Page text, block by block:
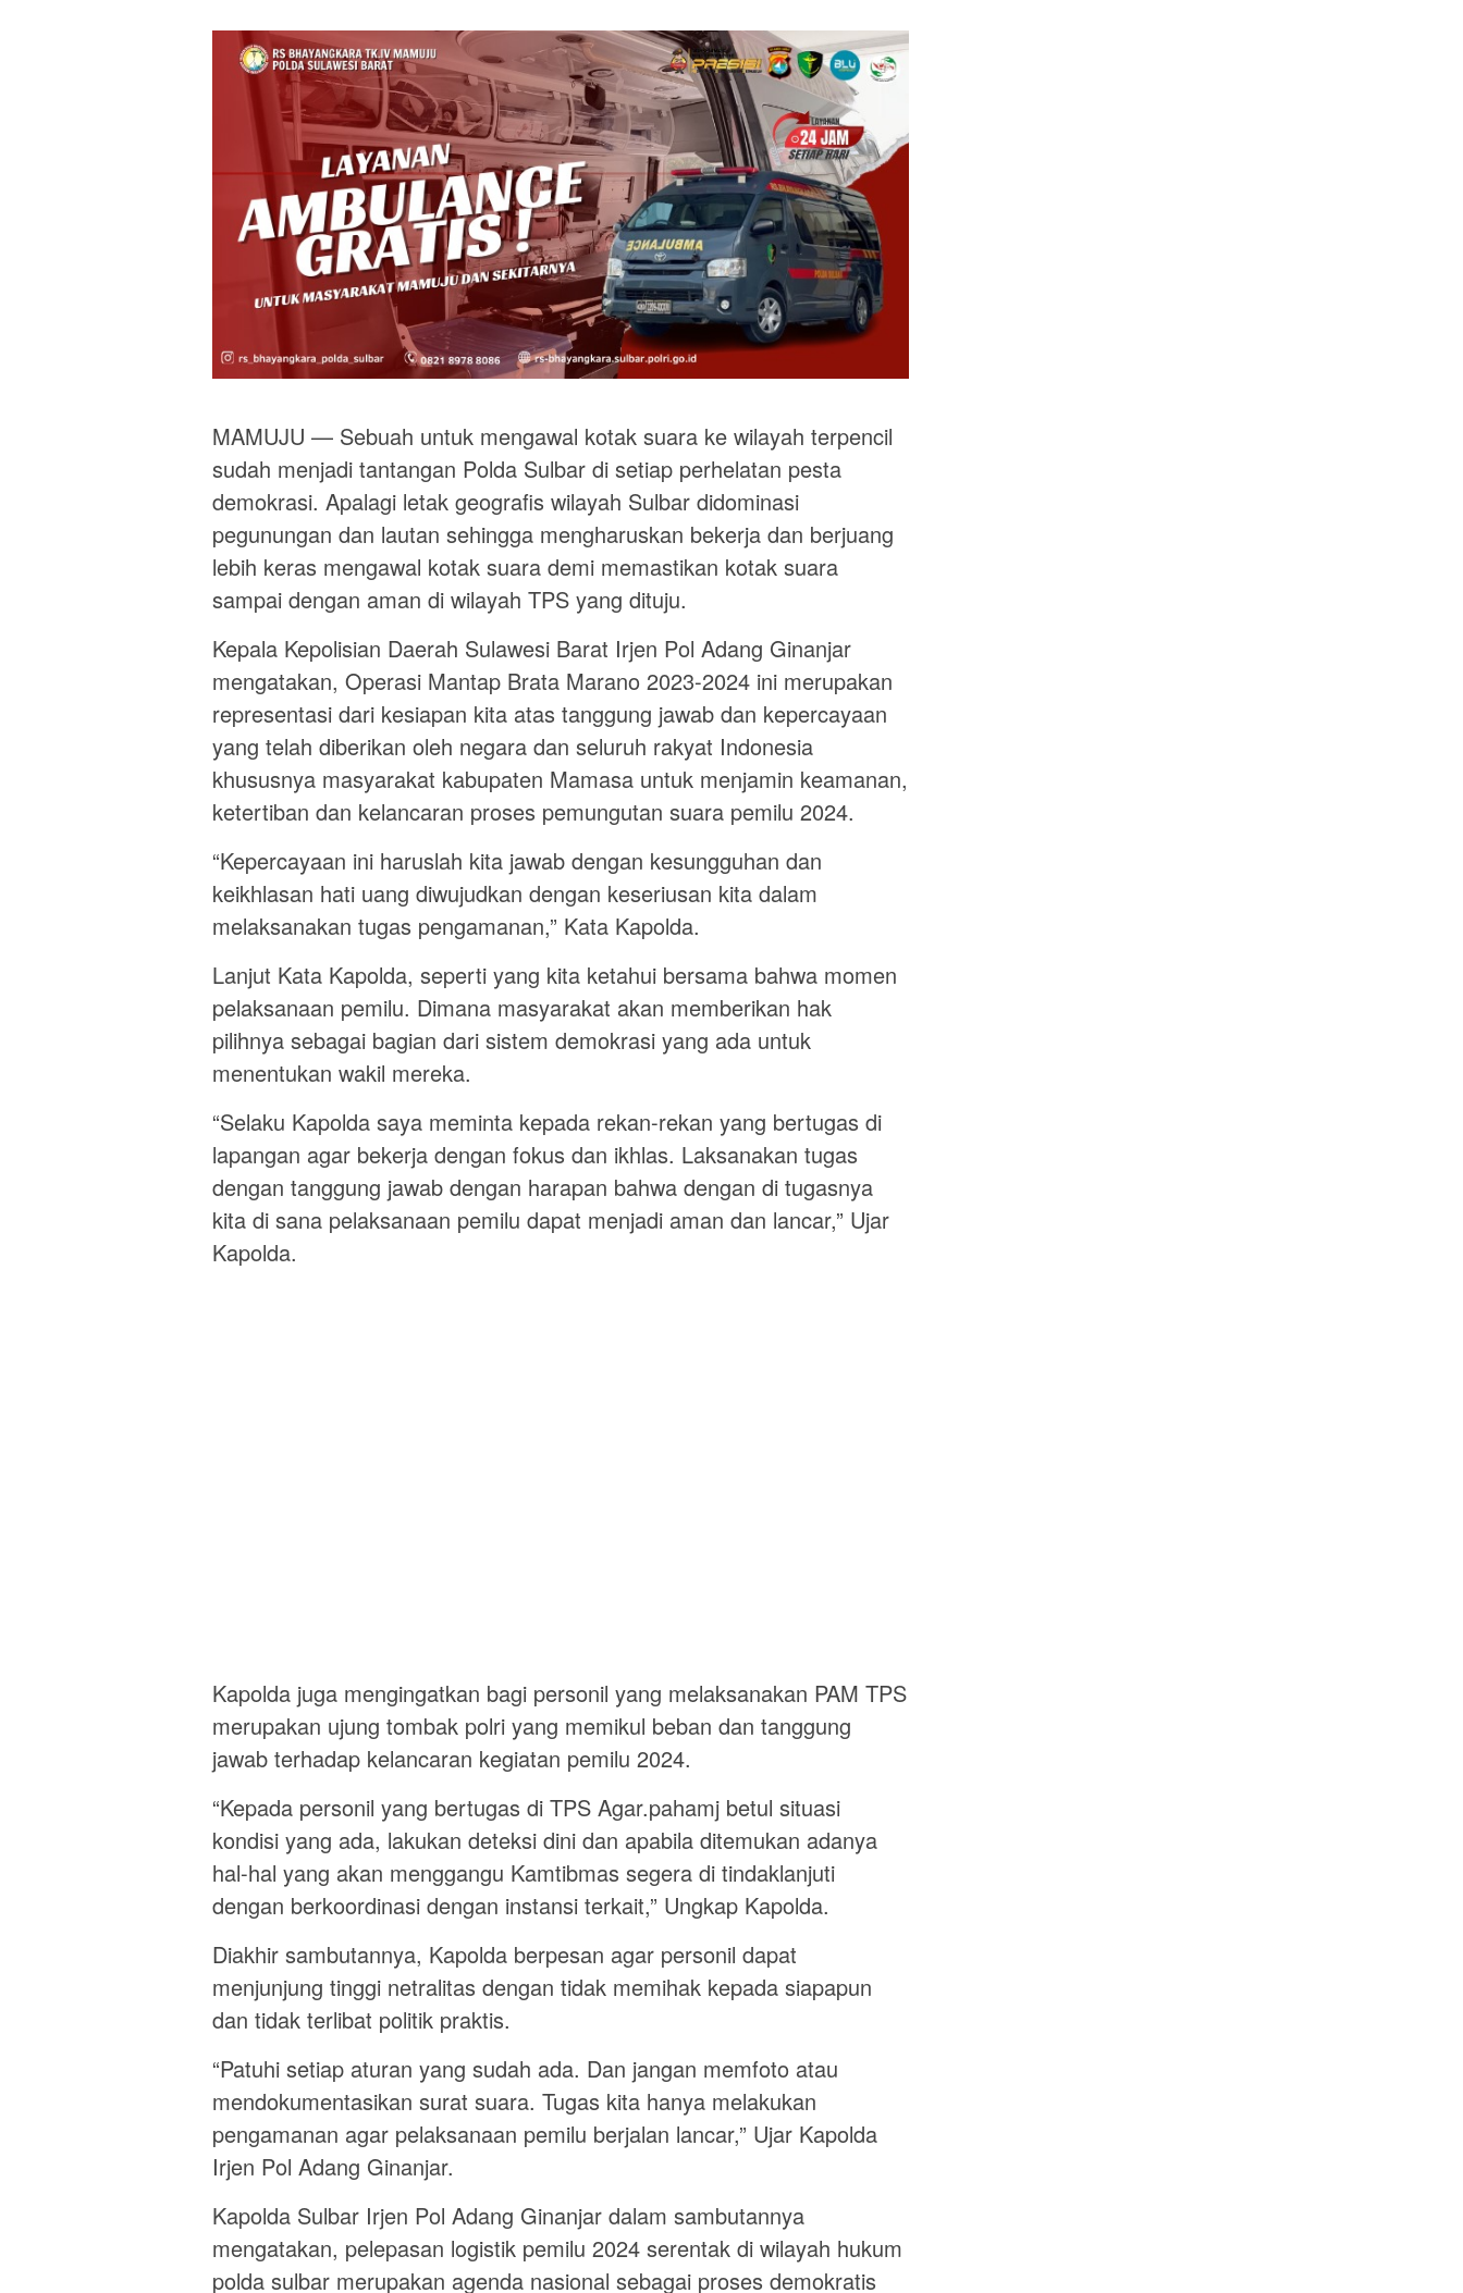
MAMUJU — Sebuah untuk mengawal kotak suara ke wilayah terpencil
sudah menjadi tantangan Polda Sulbar di setiap perhelatan pesta
demokrasi. Apalagi letak geografis wilayah Sulbar didominasi
pegunungan dan lautan sehingga mengharuskan bekerja dan berjuang
lebih keras mengawal kotak suara demi memastikan kotak suara
sampai dengan aman di wilayah TPS yang dituju.
Kepala Kepolisian Daerah Sulawesi Barat Irjen Pol Adang Ginanjar
mengatakan, Operasi Mantap Brata Marano 2023-2024 ini merupakan
representasi dari kesiapan kita atas tanggung jawab dan kepercayaan
yang telah diberikan oleh negara dan seluruh rakyat Indonesia
khususnya masyarakat kabupaten Mamasa untuk menjamin keamanan,
ketertiban dan kelancaran proses pemungutan suara pemilu 2024.
“Kepercayaan ini haruslah kita jawab dengan kesungguhan dan
keikhlasan hati uang diwujudkan dengan keseriusan kita dalam
melaksanakan tugas pengamanan,” Kata Kapolda.
Lanjut Kata Kapolda, seperti yang kita ketahui bersama bahwa momen
pelaksanaan pemilu. Dimana masyarakat akan memberikan hak
pilihnya sebagai bagian dari sistem demokrasi yang ada untuk
menentukan wakil mereka.
“Selaku Kapolda saya meminta kepada rekan-rekan yang bertugas di
lapangan agar bekerja dengan fokus dan ikhlas. Laksanakan tugas
dengan tanggung jawab dengan harapan bahwa dengan di tugasnya
kita di sana pelaksanaan pemilu dapat menjadi aman dan lancar,” Ujar
Kapolda.
Kapolda juga mengingatkan bagi personil yang melaksanakan PAM TPS
merupakan ujung tombak polri yang memikul beban dan tanggung
jawab terhadap kelancaran kegiatan pemilu 2024.
“Kepada personil yang bertugas di TPS Agar.pahamj betul situasi
kondisi yang ada, lakukan deteksi dini dan apabila ditemukan adanya
hal-hal yang akan menggangu Kamtibmas segera di tindaklanjuti
dengan berkoordinasi dengan instansi terkait,” Ungkap Kapolda.
Diakhir sambutannya, Kapolda berpesan agar personil dapat
menjunjung tinggi netralitas dengan tidak memihak kepada siapapun
dan tidak terlibat politik praktis.
“Patuhi setiap aturan yang sudah ada. Dan jangan memfoto atau
mendokumentasikan surat suara. Tugas kita hanya melakukan
pengamanan agar pelaksanaan pemilu berjalan lancar,” Ujar Kapolda
Irjen Pol Adang Ginanjar.
Kapolda Sulbar Irjen Pol Adang Ginanjar dalam sambutannya
mengatakan, pelepasan logistik pemilu 2024 serentak di wilayah hukum
polda sulbar merupakan agenda nasional sebagai proses demokratis